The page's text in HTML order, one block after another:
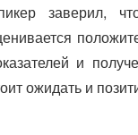
заверил,
и
ожидать и